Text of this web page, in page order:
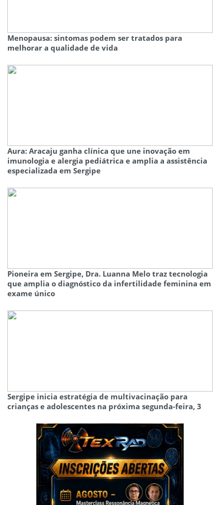
Menopausa: sintomas podem ser tratados para
melhorar a qualidade de vida
Aura: Aracaju ganha clínica que une inovação em
imunologia e alergia pediátrica e amplia a assistência
especializada em Sergipe
Pioneira em Sergipe, Dra. Luanna Melo traz tecnologia
que amplia o diagnóstico da infertilidade feminina em
exame único
Sergipe inicia estratégia de multivacinação para
crianças e adolescentes na próxima segunda-feira, 3